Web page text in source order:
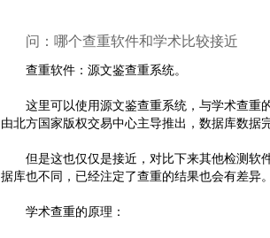
问：哪个查重软件和学术比较接近
查重软件：源文鉴查重系统。
这里可以使用源文鉴查重系统，与学术查重
由北方国家版权交易中心主导推出，数据库数据
但是这也仅仅是接近，对比下来其他检测软
据库也不同，已经注定了查重的结果也会有差异。
学术查重的原理：